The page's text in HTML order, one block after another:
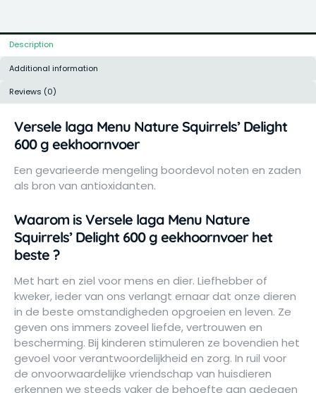
Description
Additional information
Reviews (0)
Versele laga Menu Nature Squirrels’ Delight
600 g eekhoornvoer
Een gevarieerde mengeling boordevol noten en zaden
als bron van antioxidanten.
Waarom is Versele laga Menu Nature
Squirrels’ Delight 600 g eekhoornvoer het
beste ?
Met hart en ziel voor mens en dier. Liefhebber of
kweker, ieder van ons verlangt ernaar dat onze dieren
in de beste omstandigheden opgroeien en leven. Ze
geven ons immers zoveel liefde, vertrouwen en
bescherming. Bij kinderen stimuleren ze bovendien het
gevoel voor verantwoordelijkheid en zorg. In ruil voor
de onvoorwaardelijke vriendschap van huisdieren
erkennen we steeds vaker de behoefte aan gedegen